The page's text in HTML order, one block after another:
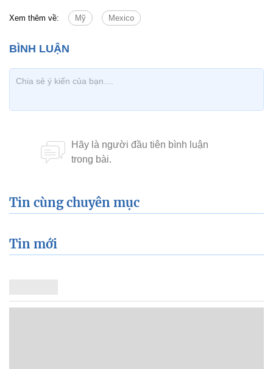
Xem thêm về: Mỹ Mexico
Tin cùng chuyên mục
Tin mới